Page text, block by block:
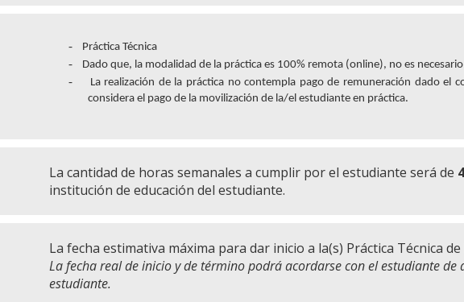
- Práctica Técnica
- Dado que, la modalidad de la práctica es 100% remota (online), no es
-
La realización de la práctica no contempla pago de remuneración dado el
considera el pago de la movilización de la/el estudiante en práctica.
La cantidad de horas semanales a cumplir por el estudiante será de
institución de educación del estudiante.
La fecha estimativa máxima para dar inicio a la(s) Práctica Técnica
La fecha real de inicio y de término podrá acordarse con el estudiante de
estudiante.